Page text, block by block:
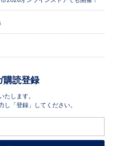
し「登録」してください。